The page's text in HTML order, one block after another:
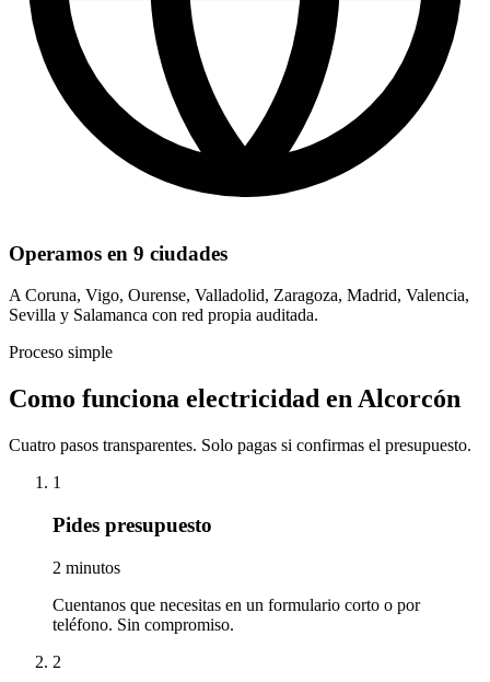
Operamos en 9 ciudades
A Coruna, Vigo, Ourense, Valladolid, Zaragoza, Madrid, Valencia,
Sevilla y Salamanca con red propia auditada.
Proceso simple
Como funciona electricidad en Alcorcón
Cuatro pasos transparentes. Solo pagas si confirmas el presupuesto.
1
Pides presupuesto
2 minutos
Cuentanos que necesitas en un formulario corto o por
teléfono. Sin compromiso.
2